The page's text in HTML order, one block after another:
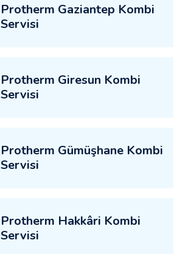
Protherm Gaziantep Kombi
Servisi
Protherm Giresun Kombi
Servisi
Protherm Gümüşhane Kombi
Servisi
Protherm Hakkâri Kombi
Servisi